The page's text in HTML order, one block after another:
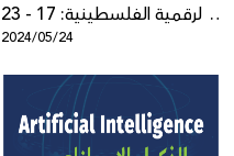
الرقمية الفلسطينية: 17 - 23
أيار
2024/05/24